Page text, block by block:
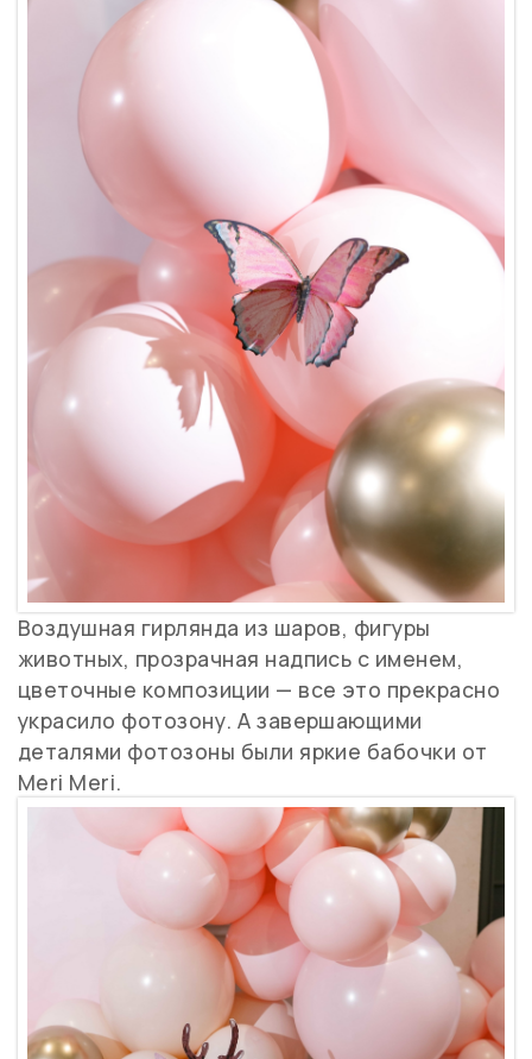
Воздушная гирлянда из шаров, фигуры
животных, прозрачная надпись с именем,
цветочные композиции — все это прекрасно
украсило фотозону. А завершающими
деталями фотозоны были яркие бабочки от
Meri Meri.